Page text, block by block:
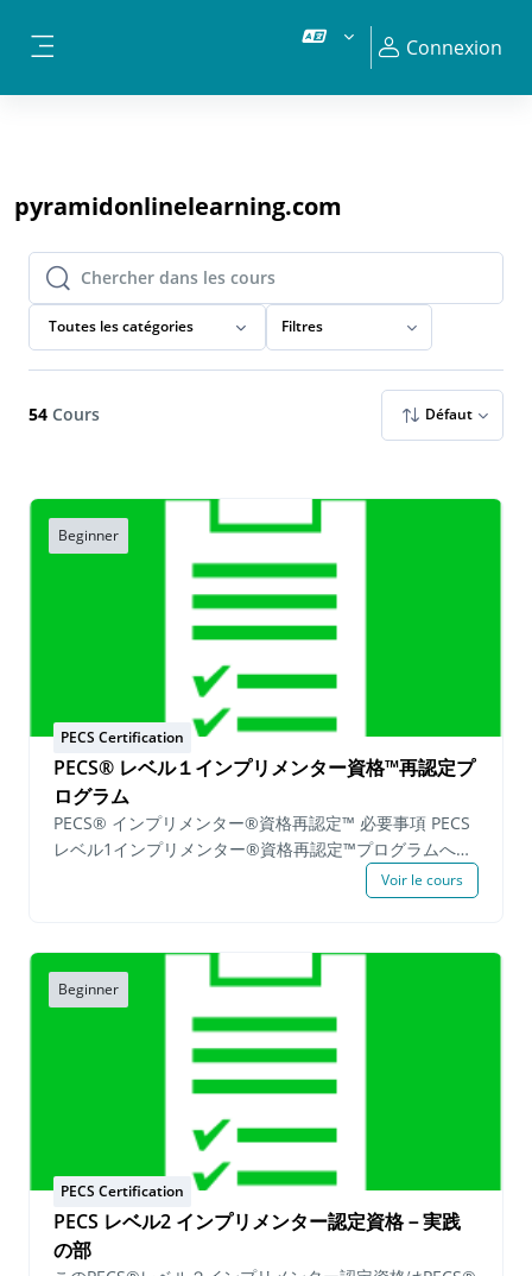
Connexion
pyramidonlinelearning.com
Chercher dans les cours
Chercher dans les cours
Toutes les catégories Filtres
54 Cours Défaut
Beginner
PECS Certification
PECS® レベル１インプリメンター資格™再認定プ
ログラム
PECS® インプリメンター®資格再認定™ 必要事項 PECS
レベル1インプリメンター®資格再認定™プログラムへの
参加を希望する候補者は、申請日から1年以内にPECSレ
ベル1トレーニングまたはPECSレベル2トレーニングに参
持している必要があります。 PECSのインプリメンター
認定を維持したい方は、PECSレベル1インプリメンター
再認定プログラムに登録し以下の必須事項を満たすこと
で、認定を維持することができます。 実践必須事項: 機
能的な活動内でのPECSの実践 4-ステップエラー修正 実
実践されているかの説明 実践映像と筆記提出物に関して
定™プロセスは自分のペースで進められるプログラムで
すが、申請者は申請日から6か月以内にすべての必要事項
を完了する必要があります。 Upon successfully
completing the demonstration requirements a
Voir le cours
Beginner
PECS Certification
PECS レベル2 インプリメンター認定資格－実践
の部